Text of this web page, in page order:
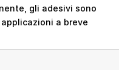
gli adesivi sono
a breve